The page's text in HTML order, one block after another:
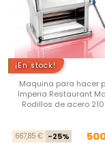
¡En stock!
Maquina para hacer
Imperia Restaurant
Rodillos de acero
667,85 € -25%